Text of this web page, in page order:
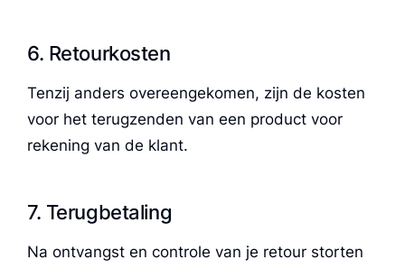
6. Retourkosten
Tenzij anders overeengekomen, zijn de kosten
voor het terugzenden van een product voor
rekening van de klant.
7. Terugbetaling
Na ontvangst en controle van je retour storten